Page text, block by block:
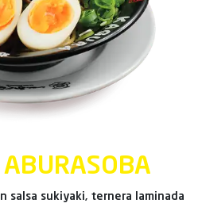
salsa sukiyaki, ternera laminada